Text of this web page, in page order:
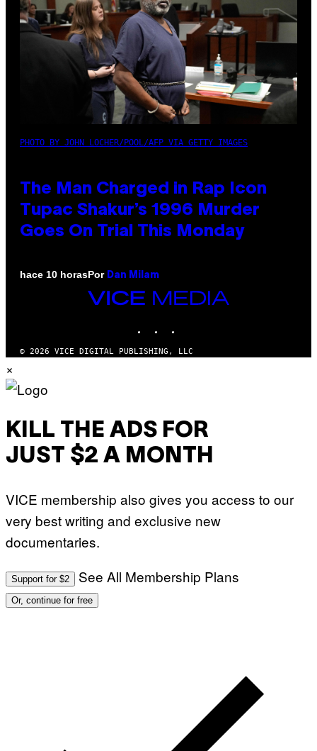
PHOTO BY JOHN LOCHER/POOL/AFP VIA GETTY IMAGES
The Man Charged in Rap Icon
Tupac Shakur’s 1996 Murder
Goes On Trial This Monday
hace 10 horasPor Dan Milam
VICE
MEDIA
© 2026 VICE DIGITAL PUBLISHING, LLC
×
KILL THE ADS FOR
JUST $2 A MONTH
VICE membership also gives you access to our
very best writing and exclusive new
documentaries.
Support for $2 See All Membership Plans
Or, continue for free